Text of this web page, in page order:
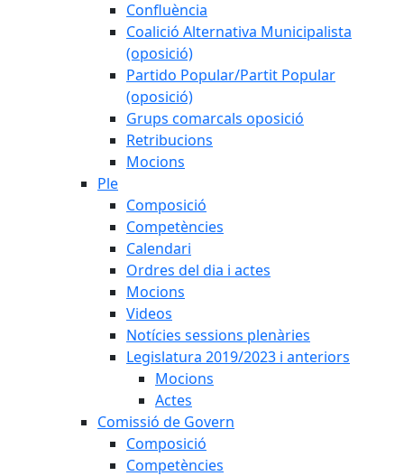
Confluència
Coalició Alternativa Municipalista
(oposició)
Partido Popular/Partit Popular
(oposició)
Grups comarcals oposició
Retribucions
Mocions
Ple
Composició
Competències
Calendari
Ordres del dia i actes
Mocions
Videos
Notícies sessions plenàries
Legislatura 2019/2023 i anteriors
Mocions
Actes
Comissió de Govern
Composició
Competències